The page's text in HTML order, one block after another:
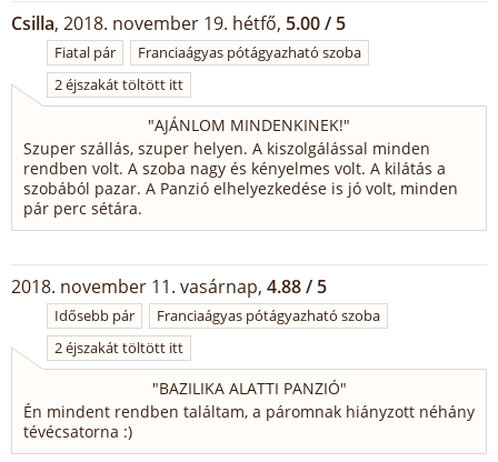
Csilla, 2018. november 19. hétfő, 5.00 / 5
Fiatal pár
Franciaágyas pótágyazható szoba
2 éjszakát töltött itt
"AJÁNLOM MINDENKINEK!"
Szuper szállás, szuper helyen. A kiszolgálással minden
rendben volt. A szoba nagy és kényelmes volt. A kilátás a
szobából pazar. A Panzió elhelyezkedése is jó volt, minden
pár perc sétára.
2018. november 11. vasárnap, 4.88 / 5
Idősebb pár
Franciaágyas pótágyazható szoba
2 éjszakát töltött itt
"BAZILIKA ALATTI PANZIÓ"
Én mindent rendben találtam, a páromnak hiányzott néhány
tévécsatorna :)